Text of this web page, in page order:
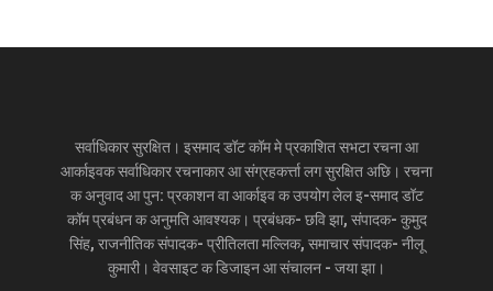
सर्वाधिकार सुरक्षित। इसमाद डॉट कॉम मे प्रकाशित सभटा रचना आ
आर्काइवक सर्वाधिकार रचनाकार आ संग्रहकर्त्ता लग सुरक्षित अछि। रचना
क अनुवाद आ पुन: प्रकाशन वा आर्काइव क उपयोग लेल इ-समाद डॉट
कॉम प्रबंधन क अनुमति आवश्यक। प्रबंधक- छवि झा, संपादक- कुमुद
सिंह, राजनीतिक संपादक- प्रीतिलता मल्लिक, समाचार संपादक- नीलू
कुमारी। वेवसाइट क डिजाइन आ संचालन - जया झा।